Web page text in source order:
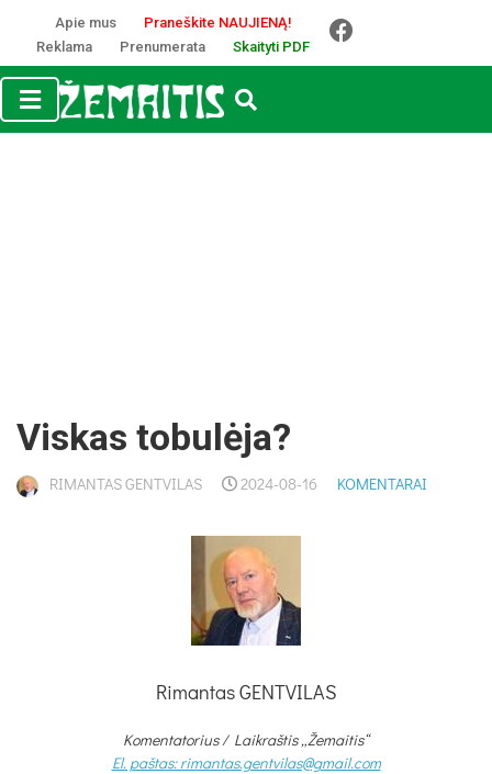
Apie mus
Praneškite NAUJIENĄ!
Reklama
Prenumerata Skaityti PDF
Viskas tobulėja?
RIMANTAS GENTVILAS 2024-08-16 KOMENTARAI
Rimantas GENTVILAS
Komentatorius / Laikraštis „Žemaitis“
El. paštas: rimantas.gentvilas@gmail.com